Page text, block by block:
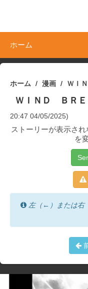
ホーム
ホーム 漫画 ＷＩ
ＷＩＮＤ ＢＲＥ
20:47 04/05/2025)
ストーリーが表示され
を
左（←）または右